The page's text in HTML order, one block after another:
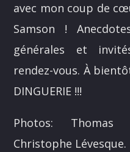
ASHLEY COURNOYER
ALEX BOUCHARD
H25
avec mon coup de
Samson !
générales et
rendez-vous. À
DINGUERIE !!!
Photos: Thomas
Christophe Lévesque.